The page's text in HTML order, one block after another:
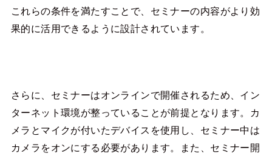
これらの条件を満たすことで、セミナーの内容がより効
果的に活用できるように設計されています。
さらに、セミナーはオンラインで開催されるため、イン
ターネット環境が整っていることが前提となります。カ
メラとマイクが付いたデバイスを使用し、セミナー中は
カメラをオンにする必要があります。また、セミナー開